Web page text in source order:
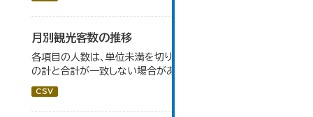
月別観光客数の推移
各項目の人数は、単位未満を切り捨てしているため、内訳
の計と合計が一致しない場合がある。
CSV